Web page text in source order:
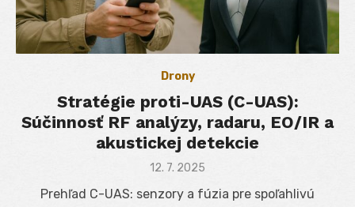
Drony
Stratégie proti-UAS (C-UAS):
Súčinnosť RF analýzy, radaru, EO/IR a
akustickej detekcie
Posted
12. 7. 2025
Prehľad C-UAS: senzory a fúzia pre spoľahlivú